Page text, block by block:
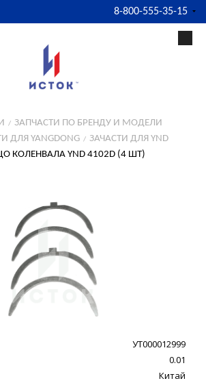
8-800-555-35-15
ЗАПЧАСТИ ПО БРЕНДУ И МОДЕЛИ
ДЛЯ YANGDONG
ЗАЧАСТИ ДЛЯ YND
КОЛЕНВАЛА YND 4102D (4 ШТ)
УТ000012999
0.01
Китай